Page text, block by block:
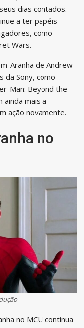
dias contados.
a ter papéis
como
Wars.
Aranha de Andrew
da Sony, como
Man: Beyond the
ainda mais a
ação novamente.
no
no MCU continua